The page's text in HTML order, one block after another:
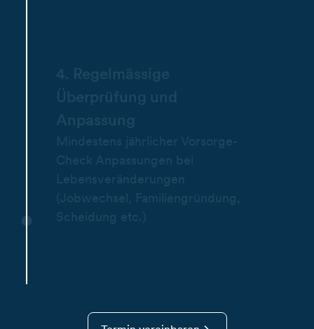
4. Regelmässige
Überprüfung und
Anpassung
Mindestens jährlicher Vorsorge-
Check Anpassungen bei
Lebensveränderungen
(Jobwechsel, Familiengründung,
Scheidung etc.)